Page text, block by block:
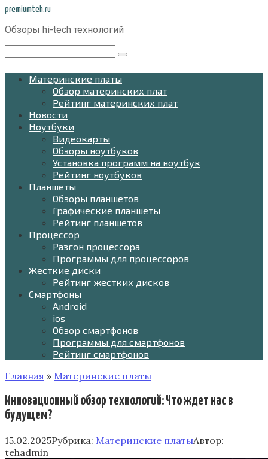
Перейти
контенту
premiumteh.ru
Обзоры hi-tech технологий
Материнские платы
Обзор материнских плат
Рейтинг материнских плат
Новости
Ноутбуки
Видеокарты
Обзоры ноутбуков
Установка программ на ноутбук
Рейтинг ноутбуков
Планшеты
Обзоры планшетов
Графические планшеты
Рейтинг планшетов
Процессор
Разгон процессора
Программы для процессоров
Жесткие диски
Рейтинг жестких дисков
Смартфоны
Android
ios
Обзор смартфонов
Программы для смартфонов
Рейтинг смартфонов
Главная » Материнские платы
Инновационный обзор технологий: Что ждет нас в
будущем?
15.02.2025Рубрика: Материнские платыАвтор:
tehadmin